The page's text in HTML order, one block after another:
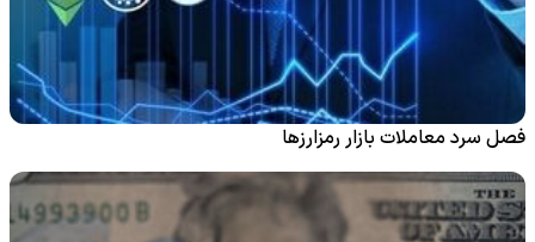
فصل سرد معاملات بازار رمزارزها